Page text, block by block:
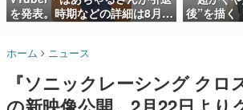
の姿を追い、彼らのルーツと情熱
ゲームに多大な影響を受けた作家さ
日本のコンテンツ産業やカルチャー
画です。
を発表。時期などの詳細は8月9
日15時からの配信で説明
後”を描く
Web連載
ホーム ニュース
『ソニックレーシング クロ